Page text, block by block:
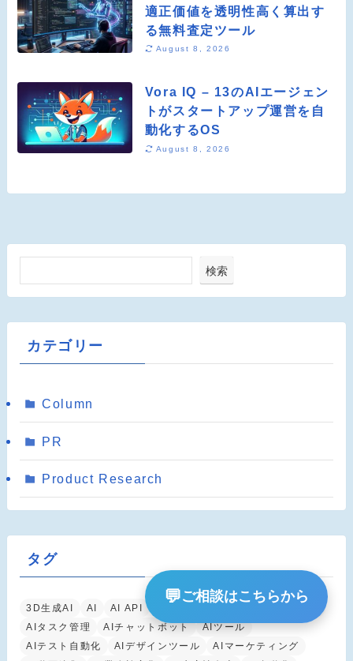
適正価値を透明性高く算出す
る無料査定ツール
August 8, 2026
Vora IQ – 13のAIエージェン
トがスタートアップ運営を自
動化するOS
August 8, 2026
検索
カテゴリー
Column
PR
Product Research
タグ
3D生成AI AI AI API
AIタスク管理
AIチャットボット
AIツール
AIテスト自動化
AIデザインツール
AIマーケティング
💬ご相談はこちらから